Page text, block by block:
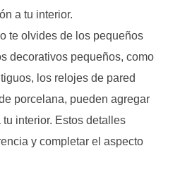
a tu interior.
te olvides de los pequeños
decorativos pequeños, como
los relojes de pared
porcelana, pueden agregar
interior. Estos detalles
y completar el aspecto